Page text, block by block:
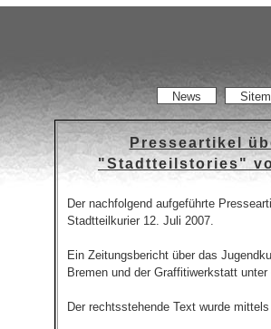
News
Presseartikel
"Stadtteilstories"
Der nachfolgend aufgeführte
Stadtteilkurier 12. Juli 2007.
Ein Zeitungsbericht über das
Bremen und der Graffitiwerkstatt
Der rechtsstehende Text wurde